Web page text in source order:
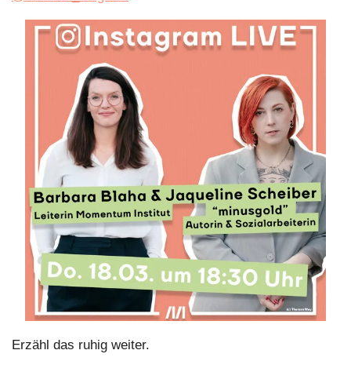
Erzähl das ruhig weiter.